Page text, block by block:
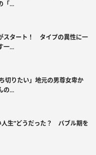
「...
スタート！ タイプの異性に一
一...
切りたい」地元の男尊女卑か
の...
人生”どうだった？ バブル期を